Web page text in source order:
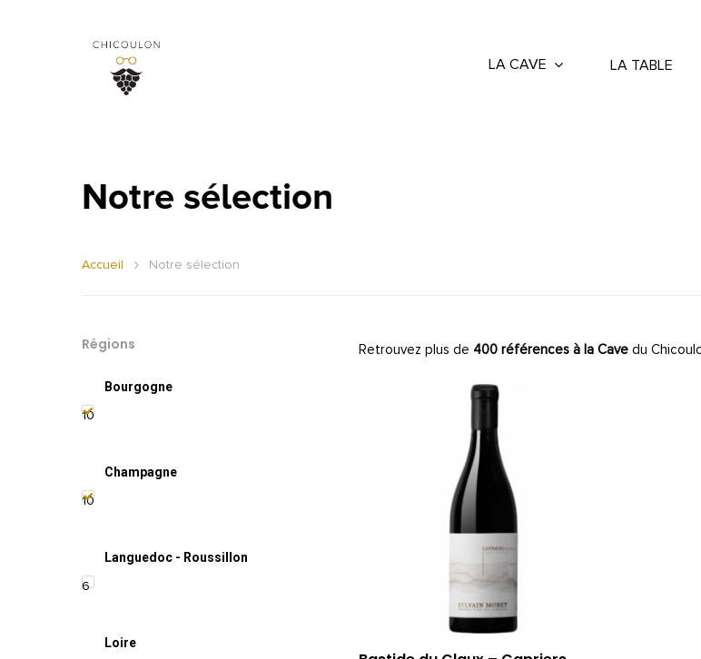
LA CAVE LA TABLE
Notre sélection
Accueil Notre sélection
Régions
Bourgogne
10
Champagne
10
Languedoc - Roussillon
6
Loire
Retrouvez plus de 400 références à la Cave du